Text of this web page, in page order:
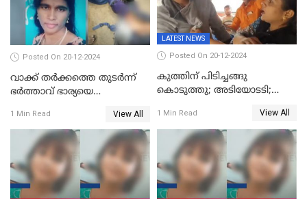
Posted On 20-12-2024
വാക്ക് തര്‍ക്കത്തെ തുടര്‍ന്ന്
ഭര്‍ത്താവ് ഭാര്യയെ
1 Min Read View All
LATEST NEWS
Posted On 20-12-2024
കുത്തിന് പിടിച്ചങ്ങു
കൊടുത്തു; അടിയോടടി;
ശല്യം ചെയ്തയാളെ 26 തവണ
മുഖത്തടിച്ച് അധ്യാപിക
1 Min Read View All